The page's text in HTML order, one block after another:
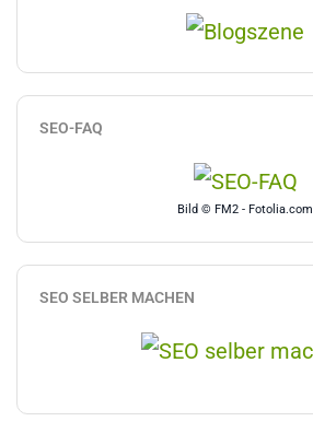
SEO-FAQ
Bild © FM2 - Fotolia.com
SEO SELBER MACHEN